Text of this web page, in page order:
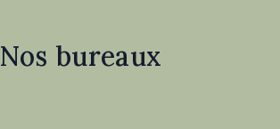
Nos bureaux